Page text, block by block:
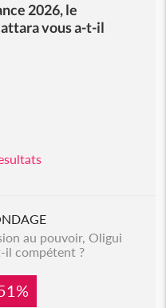
2026, le
vous a-t-il
au pouvoir, Oligui
il compétent ?